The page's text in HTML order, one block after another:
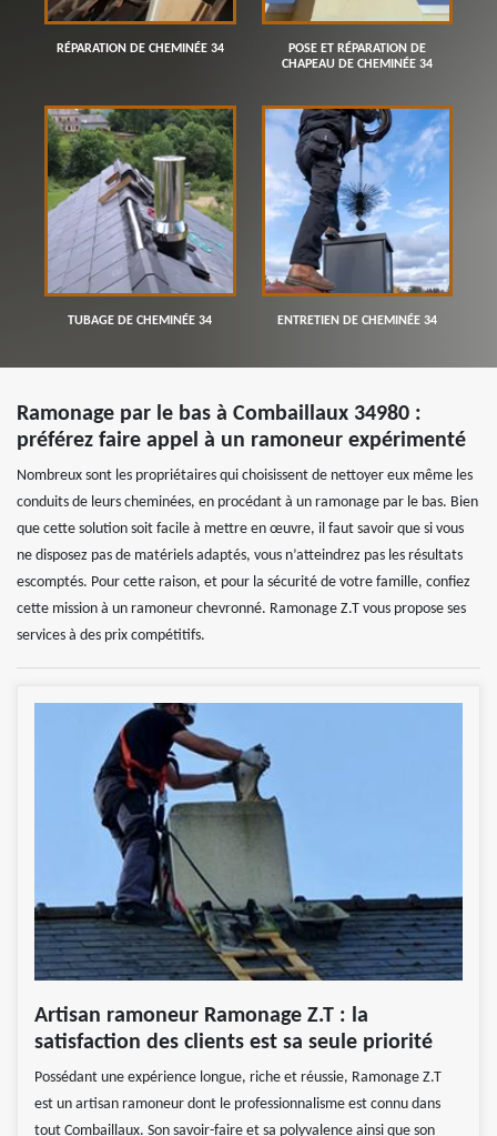
RÉPARATION DE CHEMINÉE 34
POSE ET RÉPARATION DE
CHAPEAU DE CHEMINÉE 34
TUBAGE DE CHEMINÉE 34 ENTRETIEN DE CHEMINÉE 34
Ramonage par le bas à Combaillaux 34980 :
préférez faire appel à un ramoneur expérimenté
Nombreux sont les propriétaires qui choisissent de nettoyer eux même les
conduits de leurs cheminées, en procédant à un ramonage par le bas. Bien
que cette solution soit facile à mettre en œuvre, il faut savoir que si vous
ne disposez pas de matériels adaptés, vous n’atteindrez pas les résultats
escomptés. Pour cette raison, et pour la sécurité de votre famille, confiez
cette mission à un ramoneur chevronné. Ramonage Z.T vous propose ses
services à des prix compétitifs.
Artisan ramoneur Ramonage Z.T : la
satisfaction des clients est sa seule priorité
Possédant une expérience longue, riche et réussie, Ramonage Z.T
est un artisan ramoneur dont le professionnalisme est connu dans
tout Combaillaux. Son savoir-faire et sa polyvalence ainsi que son